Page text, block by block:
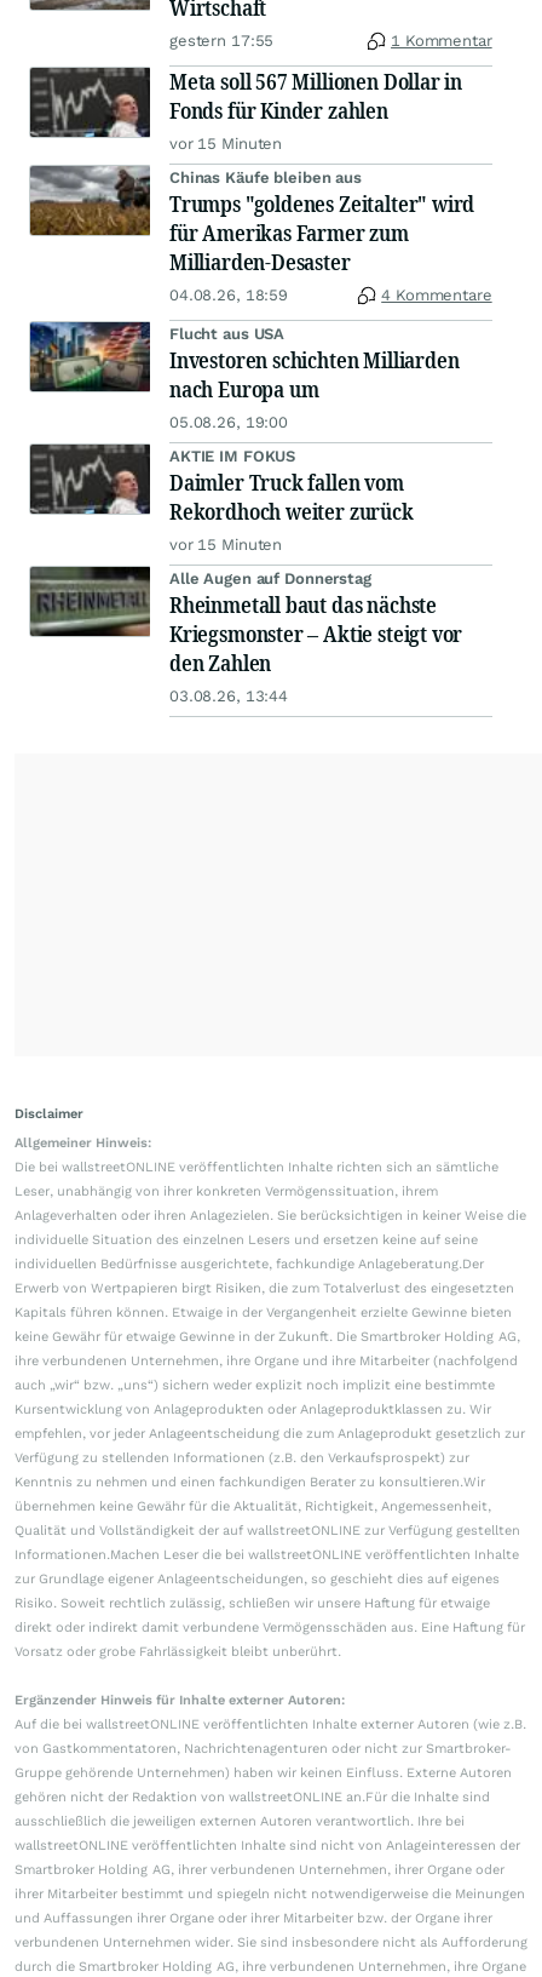
Wirtschaft
gestern 17:55 1 Kommentar
Meta soll 567 Millionen Dollar in
Fonds für Kinder zahlen
vor 15 Minuten
Chinas Käufe bleiben aus
Trumps "goldenes Zeitalter" wird
für Amerikas Farmer zum
Milliarden-Desaster
04.08.26, 18:59 4 Kommentare
Flucht aus USA
Investoren schichten Milliarden
nach Europa um
05.08.26, 19:00
AKTIE IM FOKUS
Daimler Truck fallen vom
Rekordhoch weiter zurück
vor 15 Minuten
Alle Augen auf Donnerstag
Rheinmetall baut das nächste
Kriegsmonster – Aktie steigt vor
den Zahlen
03.08.26, 13:44
Disclaimer
Allgemeiner Hinweis:
Die bei wallstreetONLINE veröffentlichten Inhalte richten sich an sämtliche
Leser, unabhängig von ihrer konkreten Vermögenssituation, ihrem
Anlageverhalten oder ihren Anlagezielen. Sie berücksichtigen in keiner Weise die
individuelle Situation des einzelnen Lesers und ersetzen keine auf seine
individuellen Bedürfnisse ausgerichtete, fachkundige Anlageberatung.Der
Erwerb von Wertpapieren birgt Risiken, die zum Totalverlust des eingesetzten
Kapitals führen können. Etwaige in der Vergangenheit erzielte Gewinne bieten
keine Gewähr für etwaige Gewinne in der Zukunft. Die Smartbroker Holding AG,
ihre verbundenen Unternehmen, ihre Organe und ihre Mitarbeiter (nachfolgend
auch „wir“ bzw. „uns“) sichern weder explizit noch implizit eine bestimmte
Kursentwicklung von Anlageprodukten oder Anlageproduktklassen zu. Wir
empfehlen, vor jeder Anlageentscheidung die zum Anlageprodukt gesetzlich zur
Verfügung zu stellenden Informationen (z.B. den Verkaufsprospekt) zur
Kenntnis zu nehmen und einen fachkundigen Berater zu konsultieren.Wir
übernehmen keine Gewähr für die Aktualität, Richtigkeit, Angemessenheit,
Qualität und Vollständigkeit der auf wallstreetONLINE zur Verfügung gestellten
Informationen.Machen Leser die bei wallstreetONLINE veröffentlichten Inhalte
zur Grundlage eigener Anlageentscheidungen, so geschieht dies auf eigenes
Risiko. Soweit rechtlich zulässig, schließen wir unsere Haftung für etwaige
direkt oder indirekt damit verbundene Vermögensschäden aus. Eine Haftung für
Vorsatz oder grobe Fahrlässigkeit bleibt unberührt.
Ergänzender Hinweis für Inhalte externer Autoren:
Auf die bei wallstreetONLINE veröffentlichten Inhalte externer Autoren (wie z.B.
von Gastkommentatoren, Nachrichtenagenturen oder nicht zur Smartbroker-
Gruppe gehörende Unternehmen) haben wir keinen Einfluss. Externe Autoren
gehören nicht der Redaktion von wallstreetONLINE an.Für die Inhalte sind
ausschließlich die jeweiligen externen Autoren verantwortlich. Ihre bei
wallstreetONLINE veröffentlichten Inhalte sind nicht von Anlageinteressen der
Smartbroker Holding AG, ihrer verbundenen Unternehmen, ihrer Organe oder
ihrer Mitarbeiter bestimmt und spiegeln nicht notwendigerweise die Meinungen
und Auffassungen ihrer Organe oder ihrer Mitarbeiter bzw. der Organe ihrer
verbundenen Unternehmen wider. Sie sind insbesondere nicht als Aufforderung
durch die Smartbroker Holding AG, ihre verbundenen Unternehmen, ihre Organe